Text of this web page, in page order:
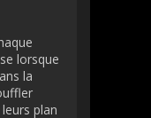
lorsque
la
plan